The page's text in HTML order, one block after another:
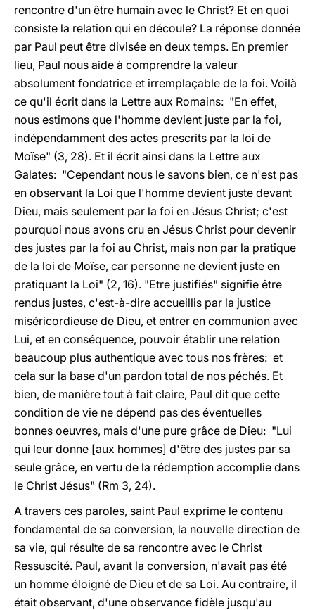
rencontre d'un être humain avec le Christ? Et en quoi
consiste la relation qui en découle? La réponse donnée
par Paul peut être divisée en deux temps. En premier
lieu, Paul nous aide à comprendre la valeur
absolument fondatrice et irremplaçable de la foi. Voilà
ce qu'il écrit dans la Lettre aux Romains: "En effet,
nous estimons que l'homme devient juste par la foi,
indépendamment des actes prescrits par la loi de
Moïse" (3, 28). Et il écrit ainsi dans la Lettre aux
Galates: "Cependant nous le savons bien, ce n'est pas
en observant la Loi que l'homme devient juste devant
Dieu, mais seulement par la foi en Jésus Christ; c'est
pourquoi nous avons cru en Jésus Christ pour devenir
des justes par la foi au Christ, mais non par la pratique
de la loi de Moïse, car personne ne devient juste en
pratiquant la Loi" (2, 16). "Etre justifiés" signifie être
rendus justes, c'est-à-dire accueillis par la justice
miséricordieuse de Dieu, et entrer en communion avec
Lui, et en conséquence, pouvoir établir une relation
beaucoup plus authentique avec tous nos frères: et
cela sur la base d'un pardon total de nos péchés. Et
bien, de manière tout à fait claire, Paul dit que cette
condition de vie ne dépend pas des éventuelles
bonnes oeuvres, mais d'une pure grâce de Dieu: "Lui
qui leur donne [aux hommes] d'être des justes par sa
seule grâce, en vertu de la rédemption accomplie dans
le Christ Jésus" (Rm 3, 24).
A travers ces paroles, saint Paul exprime le contenu
fondamental de sa conversion, la nouvelle direction de
sa vie, qui résulte de sa rencontre avec le Christ
Ressuscité. Paul, avant la conversion, n'avait pas été
un homme éloigné de Dieu et de sa Loi. Au contraire, il
était observant, d'une observance fidèle jusqu'au